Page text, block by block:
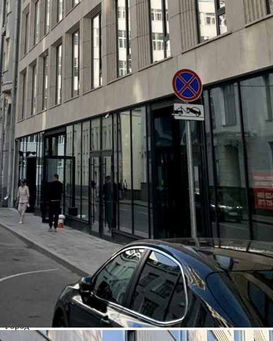
101573 - Г. МОСКВА, 2-Й
ХВОСТОВ ПЕРЕУЛОК,
Д.8СТР2
Москва / Московская обл
Получить контакты
Посмотреть на карте
Застройщик продаёт нежилое помещение в ЖК «TITUL на
Якиманке». Дом построен. Удобное расположение на первой
лини в престижном ЦАО. Панорамное остекление.
Современная инженерия. Свободная планировка. Потолки 4
м. Отдельные входы. Помещения под отделку. Прямой
подъезд с Садового кольца, Бол. Якиманки, Бол. Орды...
661 (+1)
Навигация
Характеристики
О помещении
Где находится
Контакты
Другие объявления
Характеристики помещения
№ объявления
Дата размещения
31.05.2024
Город